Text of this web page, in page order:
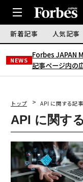
新着記事 人気記事
NEWS
Forbes JAPAN
記事ページ内の
トップ API に関する記事
API に関す